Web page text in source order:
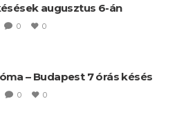
augusztus 6-án
0 0
– Budapest 7 órás késés
0 0